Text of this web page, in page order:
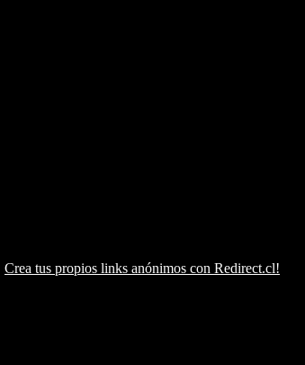
Crea tus propios links anónimos con Redirect.cl!